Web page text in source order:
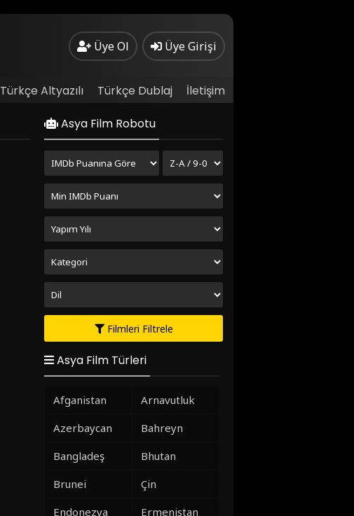
Üye Ol Üye Girişi
Türkçe Altyazılı Türkçe Dublaj İletişim
Asya Film Robotu
Filmleri Filtrele
Asya Film Türleri
Afganistan
Arnavutluk
Azerbaycan
Bahreyn
Bangladeş
Bhutan
Brunei
Çin
Endonezya
Ermenistan